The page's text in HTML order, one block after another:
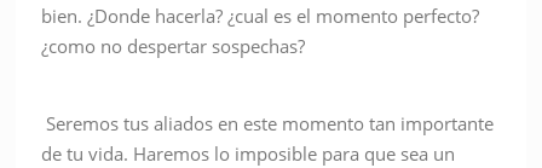
bien. ¿Donde hacerla? ¿cual es el momento perfecto?
¿como no despertar sospechas?
Seremos tus aliados en este momento tan importante
de tu vida. Haremos lo imposible para que sea un